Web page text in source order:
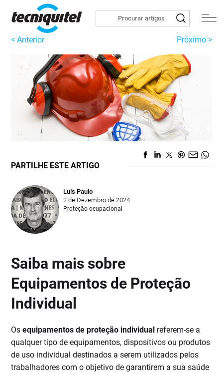
< Anterior Próximo >
PARTILHE ESTE ARTIGO
Luís Paulo
2 de Dezembro de 2024
Proteção ocupacional
Saiba mais sobre
Equipamentos de Proteção
Individual
Osequipamentos de proteção individual referem-se a
qualquer tipo de equipamentos, dispositivos ou produtos
de uso individual destinados a serem utilizados pelos
trabalhadores com o objetivo de garantirem a sua saúde